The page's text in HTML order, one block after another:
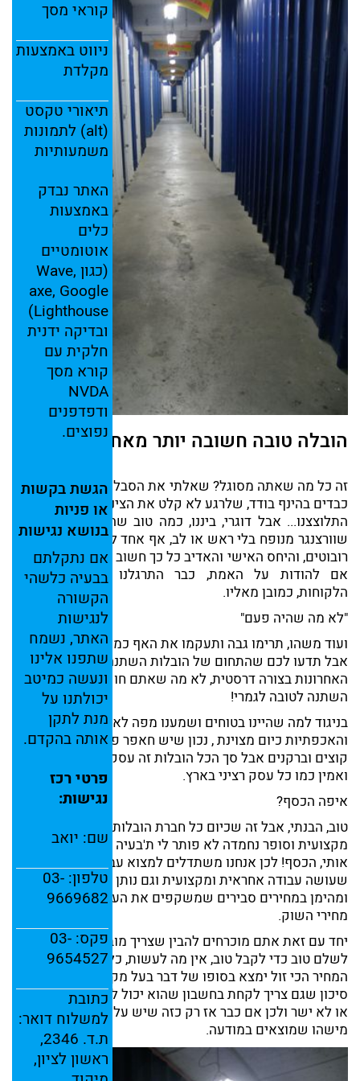
קוראי מסך
ניווט באמצעות
מקלדת
תיאורי טקסט
(
alt) לתמונות
משמעותיות
האתר נבדק
באמצעות
כלים
אוטומטיים
(כגון Wave,
axe, Google
Lighthouse)
ובדיקה ידנית
חלקית עם
קורא מסך
NVDA
ודפדפנים
נפוצים.
הגשתבקשות
או פניות
בנושא נגישות
אם נתקלתם
בבעיה כלשהי
הקשורה
לנגישות
האתר, נשמח
שתפנו אלינו
ונעשה כמיטב
יכולתנו על
מנת לתקן
אותה בהקדם.
פרטירכז
נגישות:
שם: יואב
טלפון: ‎ 03-
9669682
פקס: ‎ 03-
9654527
כתובת
למשלוח דואר:
ת.ד. 2346,
ראשון לציון,
הובלה טובה חשובה יותר מאחסנה
זה כל מה שאתה מסוגל? שאלתי את הסבל שהרים 4 קרטונים
כבדים בהינף בודד, שלרגע לא קלט את הציניות שלי, ואז שנינו
התלוצצנו... אבל דוגרי, ביננו, כמה טוב שהעובד הוא לא רק
שוורצנגר מנופח בלי ראש או לב, אף אחד לא מחפש מובילים
רובוטים, והיחס האישי והאדיב כל כך חשוב לנו הישראלים וגם
אם להודות על האמת, כבר התרגלנו שלוקחים אותנו,
הלקוחות, כמובן מאליו.
"לא מה שהיה פעם"
ועוד משהו, תרימו גבה ותעקמו את האף כמה שאתם רוצים,
אבל תדעו לכם שהתחום של הובלות השתנה בשנים
האחרונות בצורה דרסטית, לא מה שאתם חושבים, רוצה לומר;
השתנה לטובה לגמרי!
בניגוד למה שהיינו בטוחים ושמענו מפה לאוזן רמת השירות
והאכפתיות כיום מצוינת , נכון שיש חאפר פה ושם וגם קצת
קוצים וברקנים אבל סך הכל הובלות זה עסק מכובד מקצועי
ואמין כמו כל עסק רציני בארץ.
איפה הכסף?
טוב, הבנתי, אבל זה שכיום כל חברת הובלות היא סופר
מקצועית וסופר נחמדה לא פותר לי ת'בעיה שבאמת מעסיקה
אותי, הכסף! לכן אנחנו משתדלים למצוא עבורך גם מוביל
שעושה עבודה אחראית ומקצועית וגם נותן שירות נעים
ומהימן במחירים סבירים שמשקפים את העלות האמתית של
מחירי השוק.
יחד עם זאת אתם מוכרחים להבין שצריך מוביל טוב וצריך
לשלם טוב כדי לקבל טוב, אין מה לעשות, כל מי שמחפש את
המחיר הכי זול ימצא בסופו של דבר בעל מקצוע כזה אבל זה
סיכון שגם צריך לקחת בחשבון שהוא יכול להיות לא מקצועי
או לא ישר ולכן אם כבר אז רק כזה שיש עליו המלצות ולא
מישהו שמוצאים במודעה.